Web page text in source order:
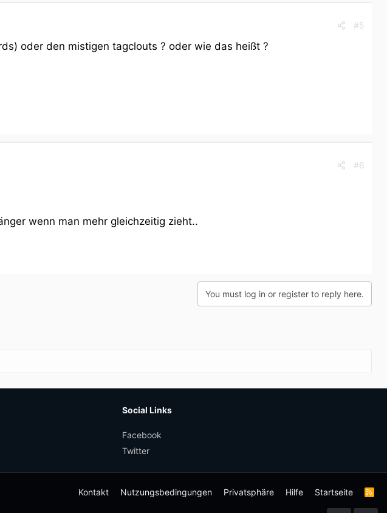
#5
oder den mistigen tagclouts ? oder wie das heißt ?
#6
wenn man mehr gleichzeitig zieht..
You must log in or register to reply here.
Social Links
Facebook
Twitter
Kontakt Nutzungsbedingungen Privatsphäre Hilfe Startseite
R